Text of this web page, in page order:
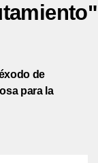
de
para la